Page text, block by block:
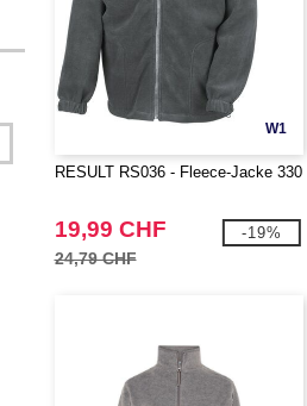
W1
RESULT RS036 - Fleece-Jacke 330
19,99 CHF
24,79 CHF
-19%